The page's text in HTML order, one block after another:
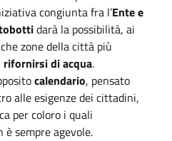
congiunta fra l’Ente e
darà la possibilità, ai
zone della città più
rifornirsi di acqua.
calendario, pensato
alle esigenze dei cittadini,
per coloro i quali
è sempre agevole.